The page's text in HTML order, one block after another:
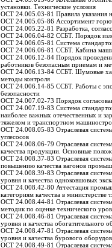
установки. Технические условия
ОСТ 24.005.03-81 Правила указания
ОСТ 24.005.05-86 Ассортимент
ОСТ 24.005.22-81 Разработка,
ОСТ 24.006.04-82 ССБТ. Порядок
ОСТ 24.006.05-81 Система
ОСТ 24.006.06-81 ССБТ. Кабина
ОСТ 24.006.12-84 Порядок
работников безопасным приемам и
ОСТ 24.006.13-84 ССБТ. Шумовые
методы контроля
ОСТ 24.006.14-85 ССБТ. Работы с
безопасности
ОСТ 24.007.02-73 Порядок
ОСТ 24.007.19-83 Система
наиболее важных отечественных и
тяжелом и транспортном
ОСТ 24.008.05-83 Отраслевая
углесосов
ОСТ 24.008.06-79 Отраслевая
качества продукции. Основные
ОСТ 24.008.37-83 Отраслевая
повышению качества вагонов
ОСТ 24.008.39-83 Отраслевая
уровня и качества одноковшовых
ОСТ 24.008.42-80 Аттестация
категориям качества в
ОСТ 24.008.44-81 Отраслевая
методик по оценке технического
ОСТ 24.008.46-81 Отраслевая
уровня и качества обогатительного
ОСТ 24.008.47-81 Отраслевая
уровня и качества бурового
ОСТ 24.008.49-81 Отраслевая